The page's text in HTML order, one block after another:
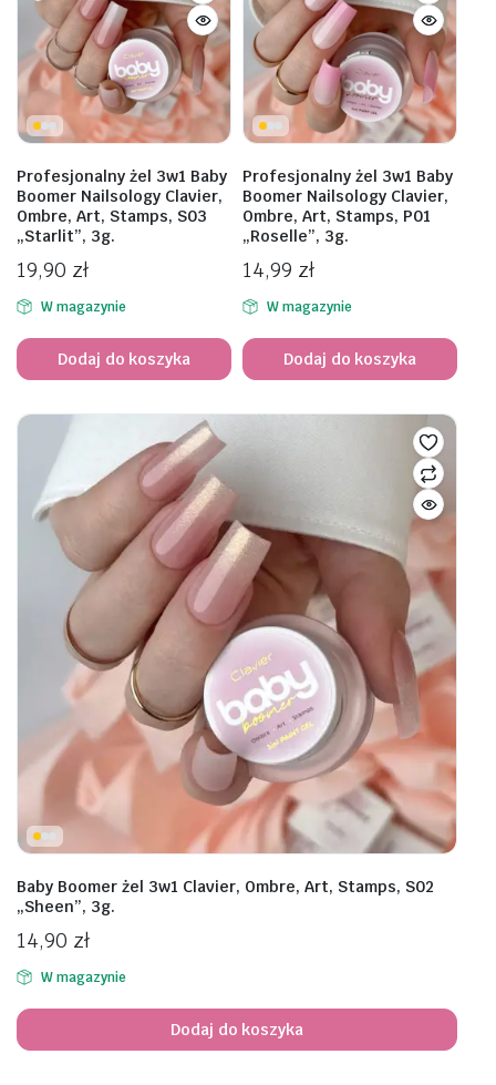
Profesjonalny żel 3w1 Baby
Boomer Nailsology Clavier,
Ombre, Art, Stamps, S03
„Starlit”, 3g.
19,90 zł
W magazynie
Dodaj do koszyka
Profesjonalny żel 3w1 Baby
Boomer Nailsology Clavier,
Ombre, Art, Stamps, P01
„Roselle”, 3g.
14,99 zł
W magazynie
Dodaj do koszyka
Baby Boomer żel 3w1 Clavier, Ombre, Art, Stamps, S02
„Sheen”, 3g.
14,90 zł
W magazynie
Dodaj do koszyka